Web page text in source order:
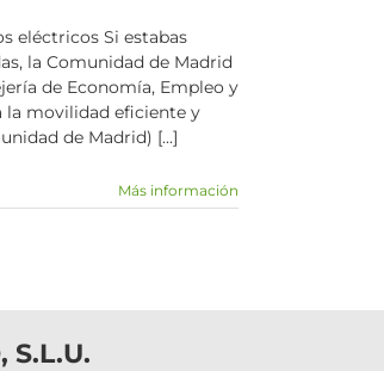
eléctricos Si estabas
la Comunidad de Madrid
de Economía, Empleo y
la movilidad eficiente y
de Madrid) [...]
Más información
S.L.U.